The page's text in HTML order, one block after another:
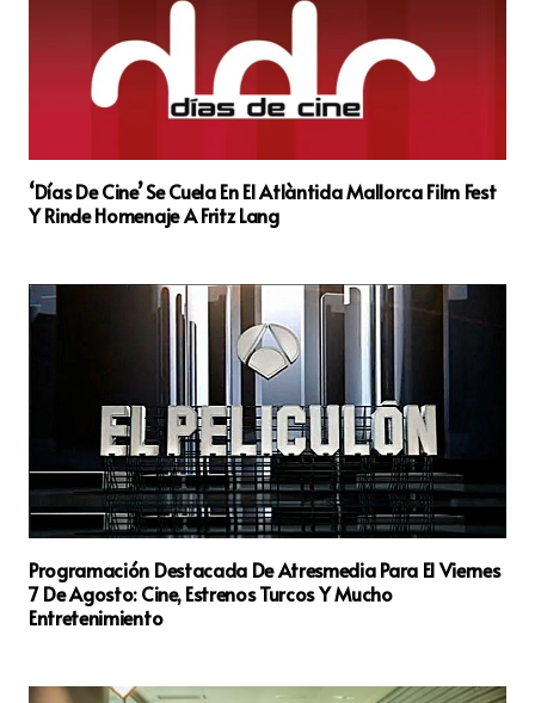
‘Días De Cine’ Se Cuela En El Atlàntida Mallorca Film Fest
Y Rinde Homenaje A Fritz Lang
Programación Destacada De Atresmedia Para El Viernes
7 De Agosto: Cine, Estrenos Turcos Y Mucho
Entretenimiento